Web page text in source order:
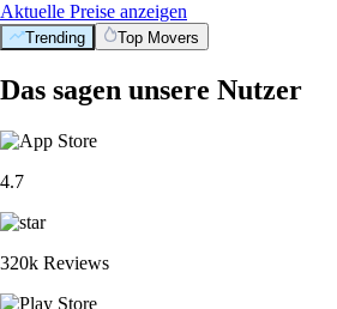
Aktuelle Preise anzeigen
Trending Top Movers
Das sagen unsere Nutzer
4.7
320k Reviews